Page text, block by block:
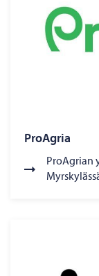
ProAgria
ProAgrian